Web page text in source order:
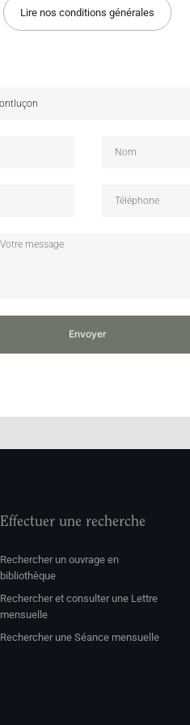
Lire nos conditions générales
Envoyer
Effectuer une recherche
Rechercher un ouvrage en
bibliothèque
Rechercher et consulter une Lettre
mensuelle
Rechercher une Séance mensuelle